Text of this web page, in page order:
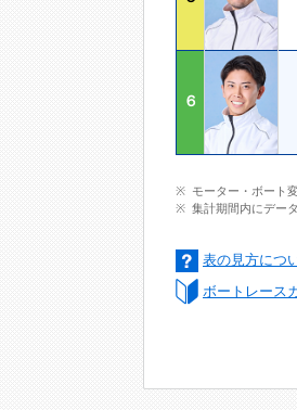
６
モーター・ボート
集計期間内にデー
表の見方につ
ボートレース